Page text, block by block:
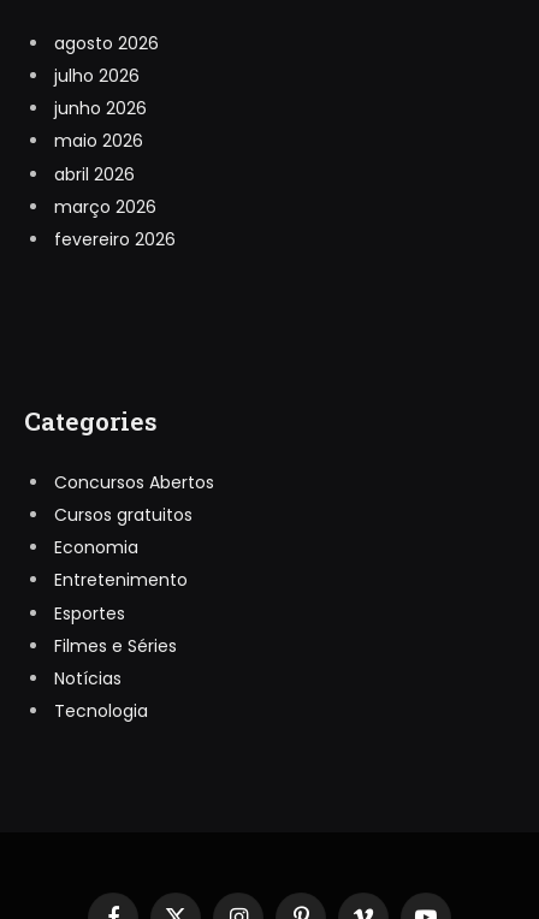
agosto 2026
julho 2026
junho 2026
maio 2026
abril 2026
março 2026
fevereiro 2026
Categories
Concursos Abertos
Cursos gratuitos
Economia
Entretenimento
Esportes
Filmes e Séries
Notícias
Tecnologia